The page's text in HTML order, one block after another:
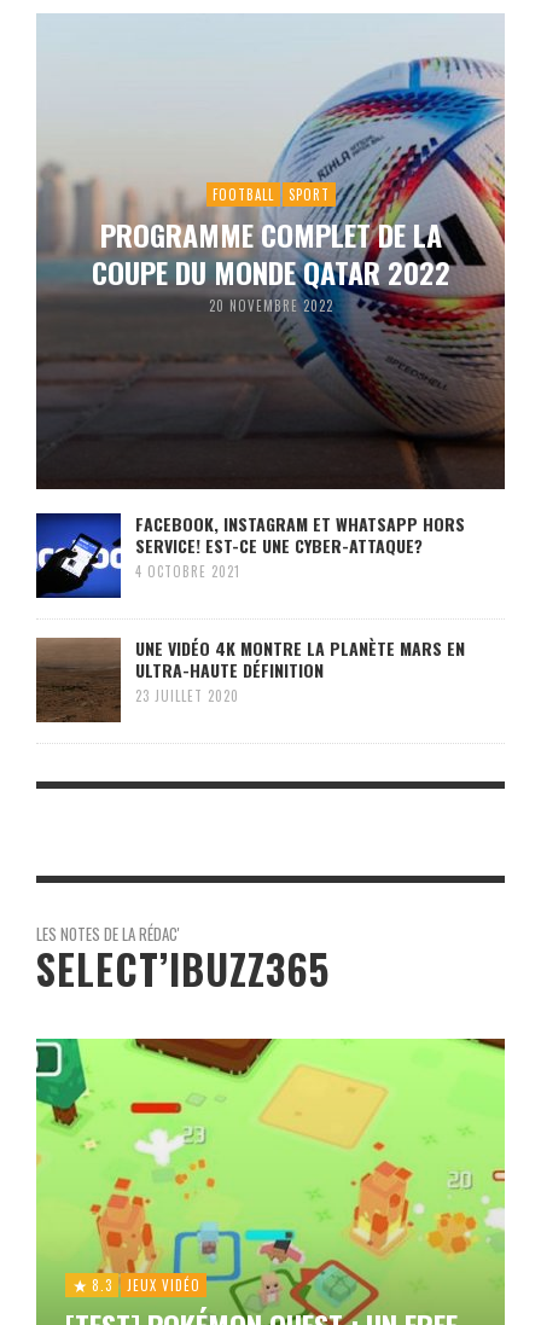
FOOTBALL SPORT
PROGRAMME COMPLET DE LA
COUPE DU MONDE QATAR 2022
20 NOVEMBRE 2022
FACEBOOK, INSTAGRAM ET WHATSAPP HORS
SERVICE! EST-CE UNE CYBER-ATTAQUE?
4 OCTOBRE 2021
UNE VIDÉO 4K MONTRE LA PLANÈTE MARS EN
ULTRA-HAUTE DÉFINITION
23 JUILLET 2020
LES NOTES DE LA RÉDAC'
SELECT’IBUZZ365
8.3 JEUX VIDÉO